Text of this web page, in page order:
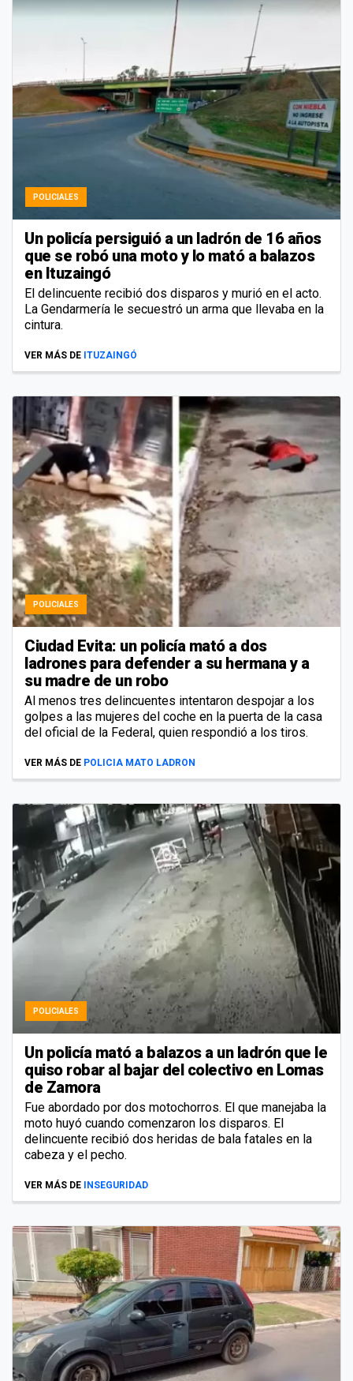
POLICIALES
Un policía persiguió a un ladrón de 16 años
que se robó una moto y lo mató a balazos
en Ituzaingó
El delincuente recibió dos disparos y murió en el acto.
La Gendarmería le secuestró un arma que llevaba en la
cintura.
VER MÁS DE ITUZAINGÓ
POLICIALES
Ciudad Evita: un policía mató a dos
ladrones para defender a su hermana y a
su madre de un robo
Al menos tres delincuentes intentaron despojar a los
golpes a las mujeres del coche en la puerta de la casa
del oficial de la Federal, quien respondió a los tiros.
VER MÁS DE POLICIA MATO LADRON
POLICIALES
Un policía mató a balazos a un ladrón que le
quiso robar al bajar del colectivo en Lomas
de Zamora
Fue abordado por dos motochorros. El que manejaba la
moto huyó cuando comenzaron los disparos. El
delincuente recibió dos heridas de bala fatales en la
cabeza y el pecho.
VER MÁS DE INSEGURIDAD